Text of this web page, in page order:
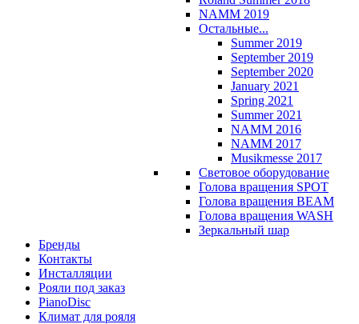
NAMM 2019
Остальные...
Summer 2019
September 2019
September 2020
January 2021
Spring 2021
Summer 2021
NAMM 2016
NAMM 2017
Musikmesse 2017
Световое оборудование
Голова вращения SPOT
Голова вращения BEAM
Голова вращения WASH
Зеркальный шар
Бренды
Контакты
Инсталляции
Рояли под заказ
PianoDisc
Климат для рояля